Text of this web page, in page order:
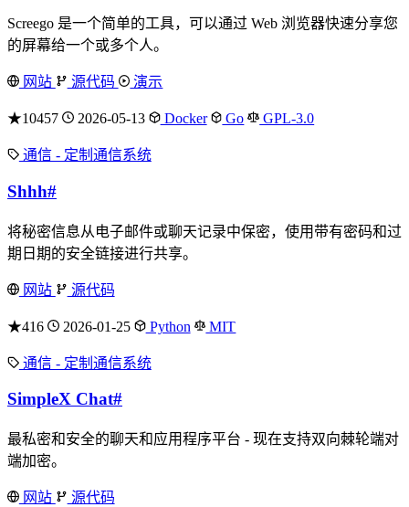
Screego 是一个简单的工具，可以通过 Web 浏览器快速分享您
的屏幕给一个或多个人。
网站 源代码 演示
★10457 2026-05-13 Docker Go GPL-3.0
通信 - 定制通信系统
Shhh#
将秘密信息从电子邮件或聊天记录中保密，使用带有密码和过
期日期的安全链接进行共享。
网站 源代码
★416 2026-01-25 Python MIT
通信 - 定制通信系统
SimpleX Chat#
最私密和安全的聊天和应用程序平台 - 现在支持双向棘轮端对
端加密。
网站 源代码